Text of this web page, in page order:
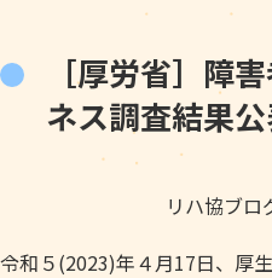
［厚労省］障
ネス調査結果
リハ協ブ
令和５(2023)年４月17日、厚